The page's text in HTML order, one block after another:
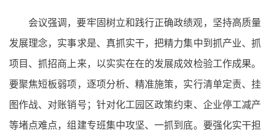
会议强调，要牢固树立和践行正确政绩观，坚持高质量
发展理念，实事求是、真抓实干，把精力集中到抓产业、抓
项目、抓招商上来，以实实在在的发展成效检验工作成果。
要聚焦短板弱项，逐项分析、精准施策，实行清单定责、挂
图作战、对账销号；针对化工园区政策约束、企业停工减产
等堵点难点，组建专班集中攻坚、一抓到底。要强化实干担